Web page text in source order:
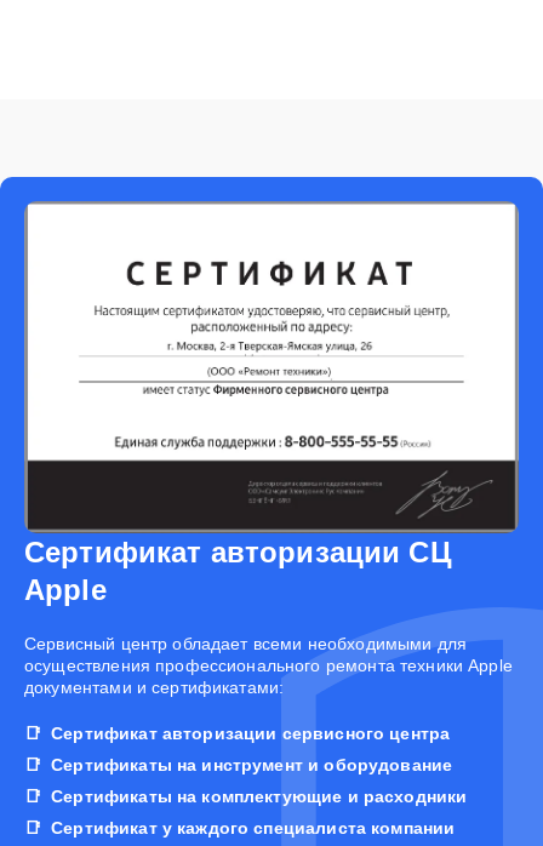
Сертификат авторизации СЦ
Apple
Cервисный центр обладает всеми необходимыми для
осуществления профессионального ремонта техники Apple
документами и сертификатами:
Сертификат авторизации сервисного центра
Сертификаты на инструмент и оборудование
Сертификаты на комплектующие и расходники
Сертификат у каждого специалиста компании